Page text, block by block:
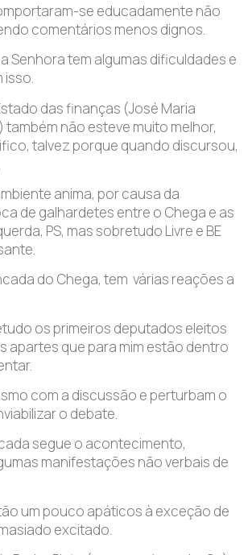
se educadamente não
comentários menos dignos.
Senhora tem algumas dificuldades e
isso.
das finanças (José Maria
também não esteve muito melhor,
talvez porque quando discursou,
anima, por causa da
de galhardetes entre o Chega e as
PS, mas sobretudo Livre e BE
do Chega, tem várias reações a
os primeiros deputados eleitos
apartes que para mim estão dentro
com a discussão e perturbam o
o debate.
segue o acontecimento,
manifestações não verbais de
um pouco apáticos à exceção de
excitado.